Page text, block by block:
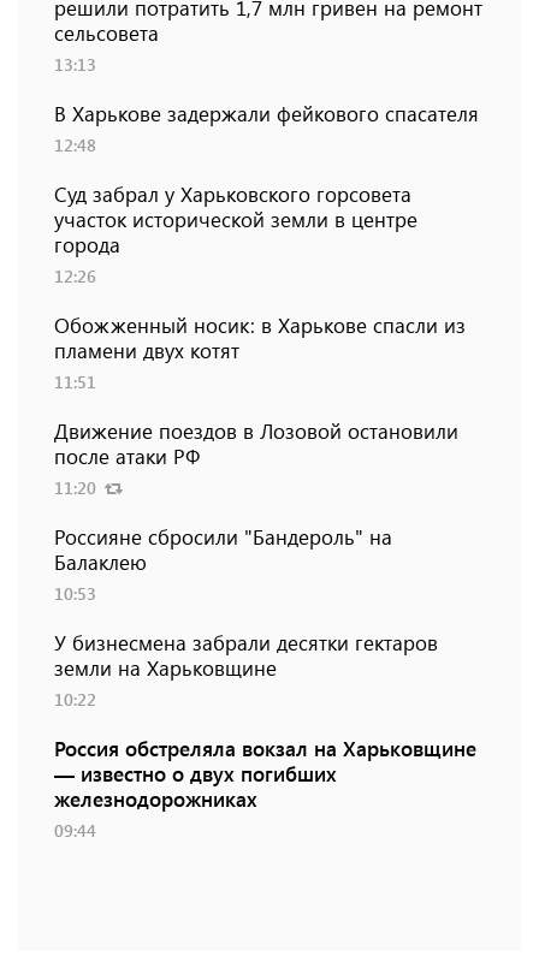
решили потратить 1,7 млн ​​гривен на ремонт
сельсовета
13:13
В Харькове задержали фейкового спасателя
12:48
Суд забрал у Харьковского горсовета
участок исторической земли в центре
города
12:26
Обожженный носик: в Харькове спасли из
пламени двух котят
11:51
Движение поездов в Лозовой остановили
после атаки РФ
11:20
Россияне сбросили "Бандероль" на
Балаклею
10:53
У бизнесмена забрали десятки гектаров
земли на Харьковщине
10:22
Россия обстреляла вокзал на Харьковщине
— известно о двух погибших
железнодорожниках
09:44